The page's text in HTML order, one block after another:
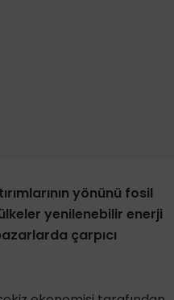
yönünü fosil
yenilenebilir enerji
çarpıcı